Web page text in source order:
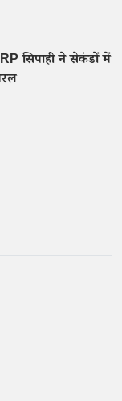
सिपाही ने सेकंडों में